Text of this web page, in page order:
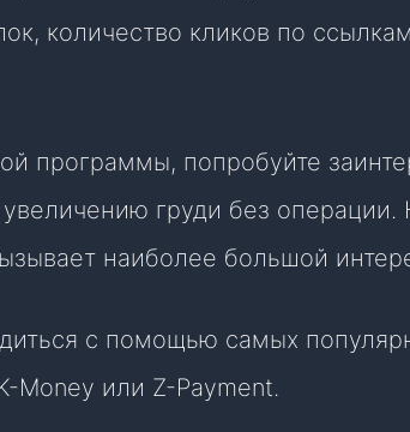
количество кликов по
программы, попробуйте
груди без операции.
наиболее большой
с помощью самых
Money или Z-Payment.